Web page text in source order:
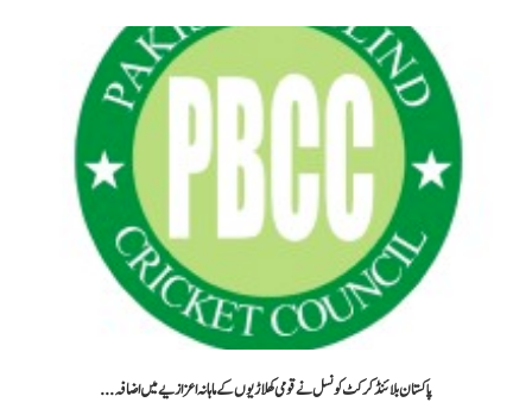
پاکستان بلائنڈ کرکٹ کونسل نے قومی کھلاڑیوں کے ماہانہ اعزازیے میں اضافہ...